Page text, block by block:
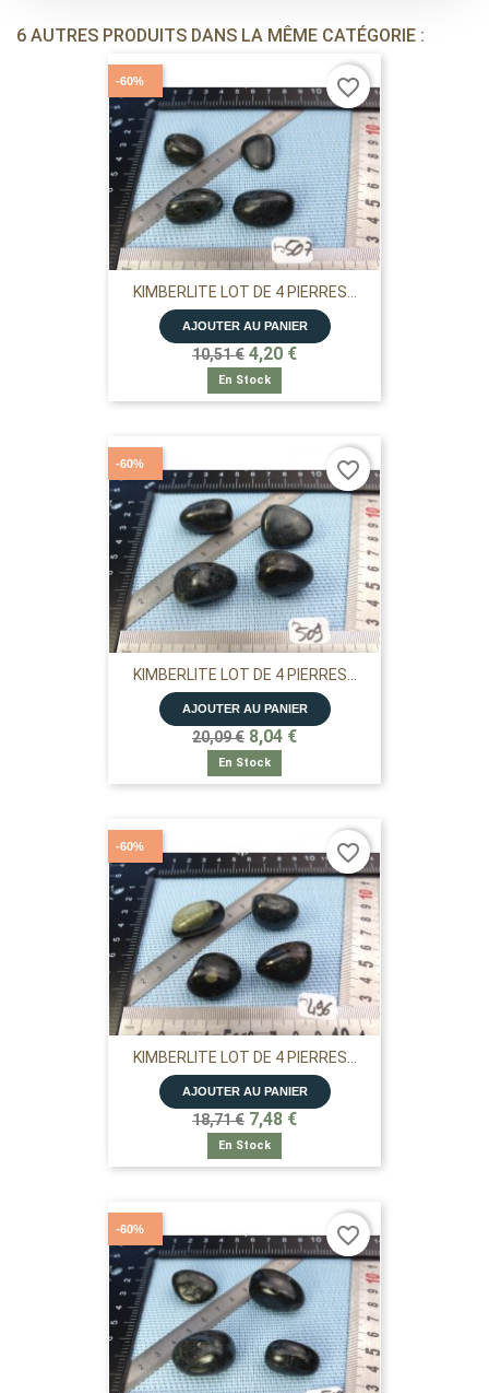
6 AUTRES PRODUITS DANS LA MÊME CATÉGORIE :
KIMBERLITE LOT DE 4 PIERRES...
AJOUTER AU PANIER
10,51 € 4,20 €
En Stock
-60% favorite_border
KIMBERLITE LOT DE 4 PIERRES...
AJOUTER AU PANIER
20,09 € 8,04 €
En Stock
-60% favorite_border
KIMBERLITE LOT DE 4 PIERRES...
AJOUTER AU PANIER
18,71 € 7,48 €
En Stock
-60% favorite_border
-60% favorite_border